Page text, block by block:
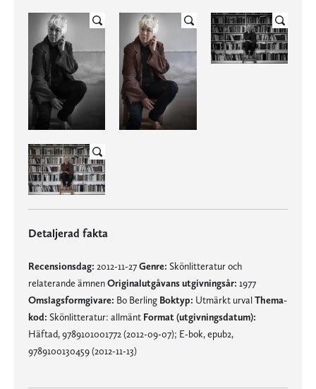
Detaljerad fakta
Recensionsdag: 2012-11-27Genre: Skönlitteratur och
relaterande ämnenOriginalutgåvans utgivningsår: 1977
Omslagsformgivare: Bo Berling Boktyp: Utmärkt urvalThema-
kod: Skönlitteratur: allmänt Format (utgivningsdatum):
Häftad, 9789101001772 (2012-09-07); E-bok, epub2,
9789100130459 (2012-11-13)